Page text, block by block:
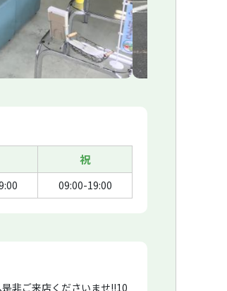
祝
09:00-19:00
非ご来店くださいませ!!10